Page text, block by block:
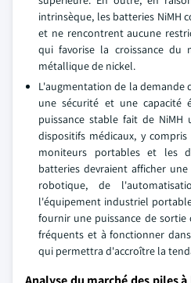
intrinsèque, les batteries NiMH
et ne rencontrent aucune
qui favorise la croissance du
métallique de nickel.
L'augmentation de la demande
une sécurité et une capacité
puissance stable fait de
dispositifs médicaux, y
moniteurs portables et les
batteries devraient afficher
robotique, de
l'équipement industriel
fournir une puissance de sortie
fréquents et à fonctionner
qui permettra d'accroître la